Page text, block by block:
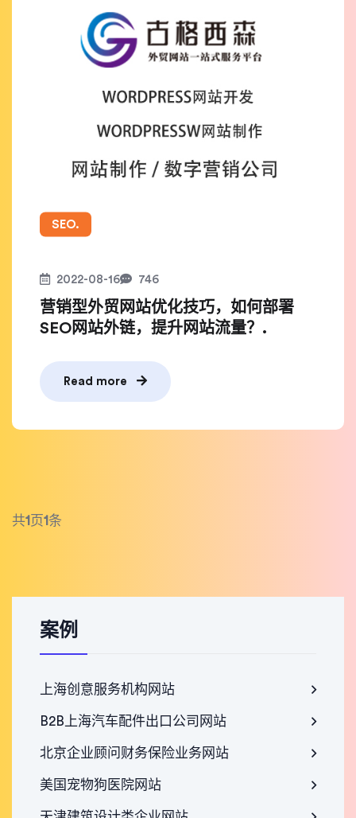
SEO.
2022-08-16 746
营销型外贸网站优化技巧，如何部署
SEO网站外链，提升网站流量？.
Read more
共1 页1条
案例
上海创意服务机构网站
B2B上海汽车配件出口公司网站
北京企业顾问财务保险业务网站
美国宠物狗医院网站